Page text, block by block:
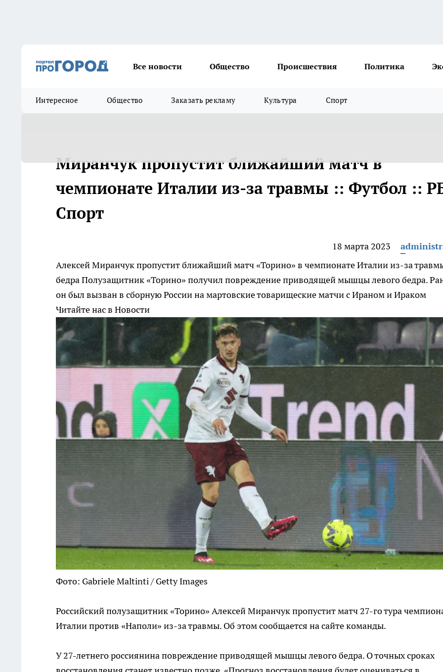
Все новости Общество Происшествия Политика
Интересное Общество Заказать рекламу Культура Спорт
Миранчук пропустит ближайший матч в
чемпионате Италии из-за травмы :: Футбол ::
Спорт
18 марта 2023
Алексей Миранчук пропустит ближайший матч «Торино» в чемпионате Италии из-за
бедраПолузащитник «Торино» получил повреждение приводящей мышцы левого бедра.
он был вызван в сборную России на мартовские товарищеские матчи с Ираном и Ираком
Читайте нас в Новости
Фото: Gabriele Maltinti / Getty Images
Российский полузащитник «Торино» Алексей Миранчук пропустит матч 27-го тура
Италии против «Наполи» из-за травмы. Об этом сообщается на сайте команды.
У 27-летнего россиянина повреждение приводящей мышцы левого бедра. О точных сроках